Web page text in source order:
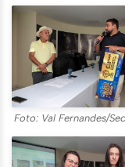
Foto: Val Fernandes/